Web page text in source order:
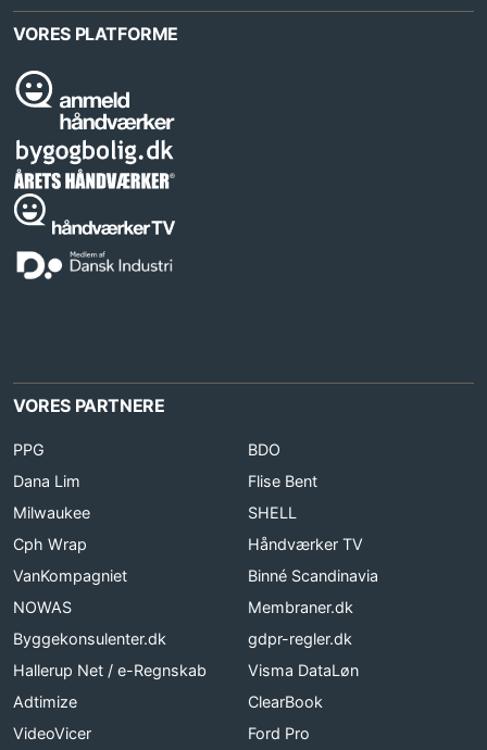
VORES PLATFORME
VORES PARTNERE
PPG
BDO
Dana Lim
Flise Bent
Milwaukee
SHELL
Cph Wrap
Håndværker TV
VanKompagniet
Binné Scandinavia
NOWAS
Membraner.dk
Byggekonsulenter.dk
gdpr-regler.dk
Hallerup Net / e-Regnskab
Visma DataLøn
Adtimize
ClearBook
VideoVicer
Ford Pro